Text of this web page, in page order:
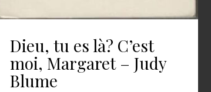
Dieu, tu es là? C’est
moi, Margaret – Judy
Blume